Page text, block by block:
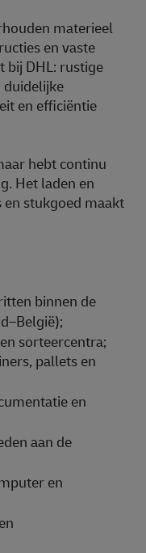
materieel
en vaste
bij DHL: rustige
duidelijke
en efficiëntie
hebt continu
Het laden en
stukgoed maakt
binnen de
sorteercentra;
pallets en
en
aan de
en